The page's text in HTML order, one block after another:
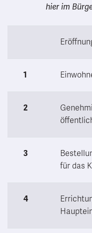
hier im
1
2
3
für das
4